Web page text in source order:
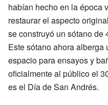
habían hecho en la época
restaurar el aspecto
se construyó un sótano de
Este sótano ahora alberga
espacio para ensayos y
oficialmente al público el
es el Día de San Andrés.